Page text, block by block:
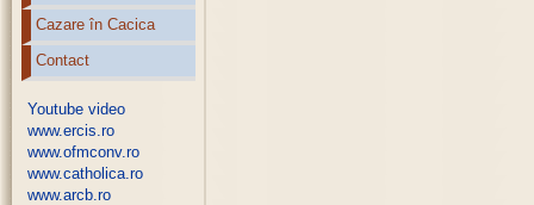
Cazare în Cacica
Contact
Youtube video
www.ercis.ro
www.ofmconv.ro
www.catholica.ro
www.arcb.ro